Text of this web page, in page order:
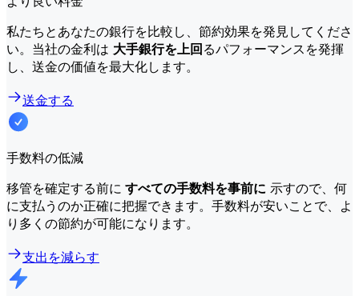
私たちとあなたの銀行を比較し、節約効果を発見してくださ
い。当社の金利は 大手銀行を上回るパフォーマンスを発揮
し、送金の価値を最大化します。
送金する
手数料の低減
移管を確定する前に すべての手数料を事前に 示すので、何
に支払うのか正確に把握できます。手数料が安いことで、よ
り多くの節約が可能になります。
支出を減らす